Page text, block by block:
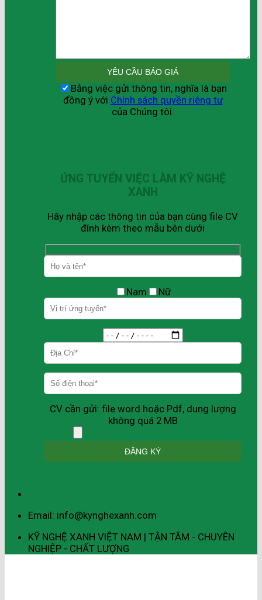
Bằng việc gửi thông tin, nghĩa là bạn
đồng ý với Chính sách quyền riêng tư
của Chúng tôi.
ỨNG TUYỂN VIỆC LÀM KỸ NGHỆ
XANH
Hãy nhập các thông tin của bạn cùng file CV
đính kèm theo mẫu bên dưới
Nam Nữ
CV cần gửi: file word hoặc Pdf, dung lượng
không quá 2 MB
Email: info@kynghexanh.com
KỸ NGHỆ XANH VIỆT NAM | TẬN TÂM - CHUYÊN
NGHIỆP - CHẤT LƯỢNG